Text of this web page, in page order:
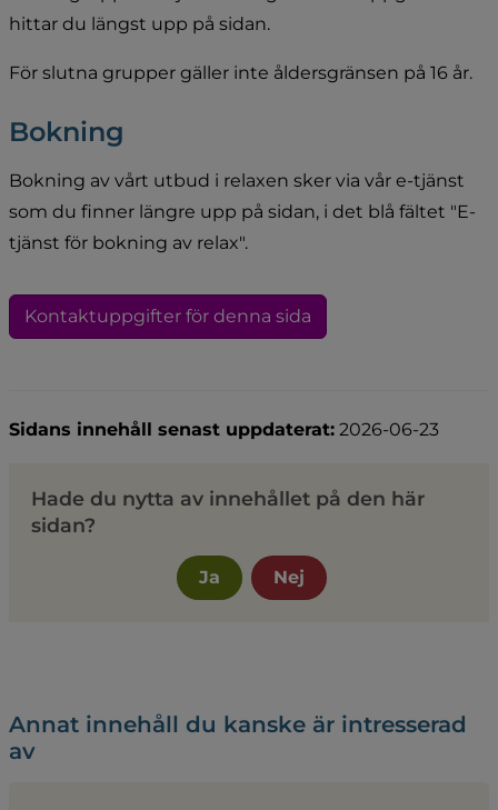
hittar du längst upp på sidan.
För slutna grupper gäller inte åldersgränsen på 16 år.
Bokning
Bokning av vårt utbud i relaxen sker via vår e-tjänst
som du finner längre upp på sidan, i det blå fältet "E-
tjänst för bokning av relax".
Kontaktuppgifter för denna sida
Sidans innehåll senast uppdaterat: 2026-06-23
Hade du nytta av innehållet på den här
sidan?
Ja Nej
Annat innehåll du kanske är intresserad
av